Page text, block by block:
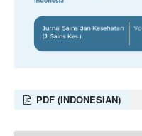
PDF (INDONESIAN)